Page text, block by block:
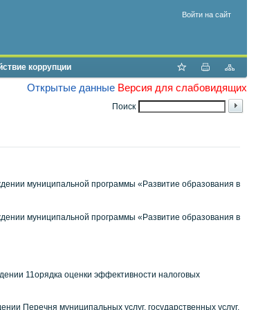
Войти на сайт
коррупции
Открытые данные Версия для слабовидящих
Поиск
муниципальной программы «Развитие образования в
муниципальной программы «Развитие образования в
11орядка оценки эффективности налоговых
Перечня муниципальных услуг, государственных услуг,